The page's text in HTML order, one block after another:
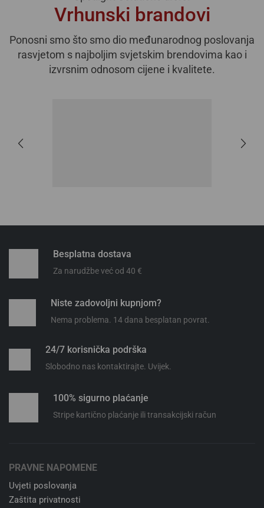
Vrhunski brandovi
Ponosni smo što smo dio međunarodnog poslovanja
rasvjetom s najboljim svjetskim brendovima kao i
izvrsnim odnosom cijene i kvalitete.
Besplatna dostava
Za narudžbe već od 40 €
Niste zadovoljni kupnjom?
Nema problema. 14 dana besplatan povrat.
24/7 korisnička podrška
Slobodno nas kontaktirajte. Uvijek.
100% sigurno plaćanje
Stripe kartično plaćanje ili transakcijski račun
PRAVNE NAPOMENE
Uvjeti poslovanja
Zaštita privatnosti